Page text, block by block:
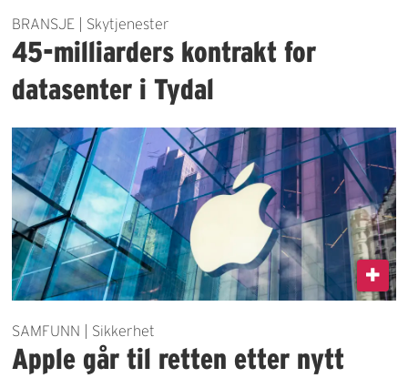
BRANSJE | Skytjenester
45-milliarders kontrakt for
datasenter i Tydal
SAMFUNN | Sikkerhet
Apple går til retten etter nytt